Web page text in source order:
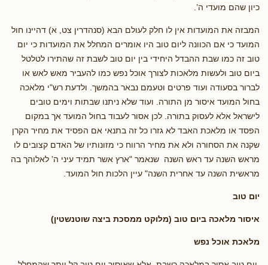
כיון שהם מועדי ה’.
המבזה את המועדות אין לו חלק לעולם הבא (סנהדרין צט, א) דהיינו חול
המועד כי אם הכוונה ליום טוב היו אומרים המחלל את המועדות כי יום
טוב זה כמו שבת ההבדל היחידי בין יום טוב לשבת זה שהתירו לטלטל
ביום טוב ולעשות מלאכות לצורך אוכל נפש כמו להעביר מאש לאש או
לברור בסעודה ועוד פרטים וטעמם נבאר בהמשך. ולדעת רש"י מלאכה
בחול המועד איסור מן התורה. ועוד שלא ניתנו שבתות וימים טובים
לישראל אלא לעסוק בתורה. לכן אסור לעבוד בחול המועד אך במקום
הפסד או מלאכת האבד לא גזרו כל זה בתנאי אם הפסיד את מחיר הקרן
שקנה את הסחורה ולא את מחיר הרווח כי מזונותיו של האדם קצובים לו
מראש השנה עד ראש השנה שנאמר "ארץ אשר תמיד עיני ה’ לאלוהך בה
מראשית השנה עד אחרית השנה" עיין הלכות חול המועד.
יום טוב
איסור מלאכה ביום טוב (מלוקט ממסכת ביצה שוטנשטין)
מלאכת אוכל נפש